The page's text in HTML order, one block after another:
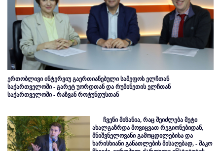
ერთობლივი ინტერვიუ გაერთიანებული სამეფოს ელჩთან
საქართველოში - გარეტ უორდთან და რუმინეთის ელჩთან
საქართველოში - რაზვან როტუნდუსთან
ჩვენი მიზანია, რაც შეიძლება მეტი
ახალგაზრდა მოვიცვათ რეგიონებიდან,
მნიშვნელოვანი გამოცდილებისა და
ხარისხიანი განათლების მისაღებად, - შაკო